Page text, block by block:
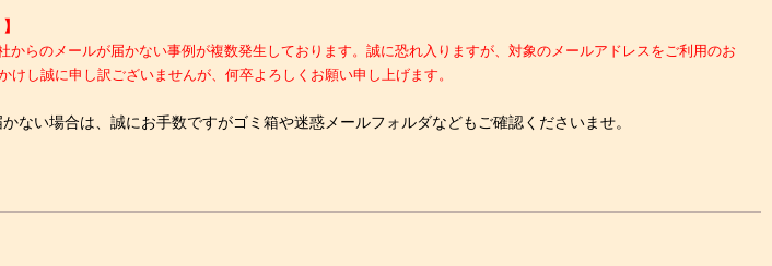
らのメールが届かない事例が複数発生しております。誠に恐れ入りますが、対象のメールアドレスをご利用のお
し誠に申し訳ございませんが、何卒よろしくお願い申し上げます。
い場合は、誠にお手数ですがゴミ箱や迷惑メールフォルダなどもご確認くださいませ。